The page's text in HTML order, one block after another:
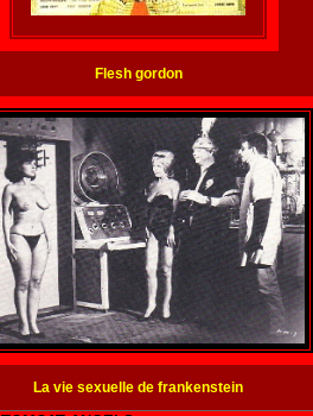
Flesh gordon
La vie sexuelle de frankenstein